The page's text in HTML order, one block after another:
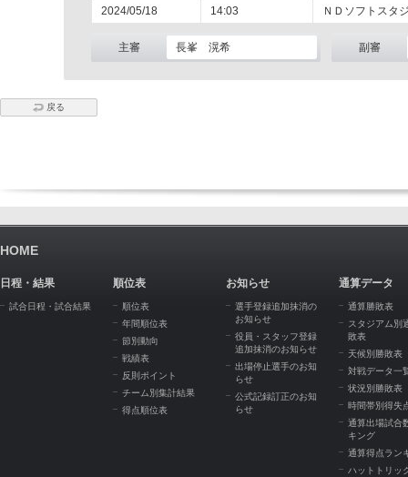
2024/05/18
14:03 ＮＤソフトスタ
主審 長峯 滉希 副審
戻る
HOME
日程・結果
試合日程・試合結果
順位表
順位表
年間順位表
節別動向
戦績表
反則ポイント
チーム別集計結果
得点順位表
お知らせ
選手登録追加抹消の
お知らせ
役員・スタッフ登録
追加抹消のお知らせ
出場停止選手のお知
らせ
公式記録訂正のお知
らせ
通算データ
通算勝敗表
スタジアム別
敗表
天候別勝敗表
対戦データ一
状況別勝敗表
時間帯別得失
通算出場試合
キング
通算得点ラン
ハットトリッ